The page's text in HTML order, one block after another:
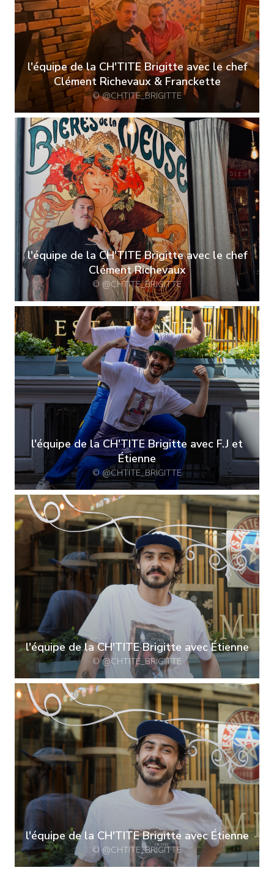
l'équipe de la CH'TITE Brigitte avec le chef
Clément Richevaux & Franckette
© @CHTITE_BRIGITTE
l'équipe de la CH'TITE Brigitte avec le chef
Clément Richevaux
© @CHTITE_BRIGITTE
l'équipe de la CH'TITE Brigitte avec F.J et
Étienne
© @CHTITE_BRIGITTE
l'équipe de la CH'TITE Brigitte avec Étienne
© @CHTITE_BRIGITTE
l'équipe de la CH'TITE Brigitte avec Étienne
© @CHTITE_BRIGITTE